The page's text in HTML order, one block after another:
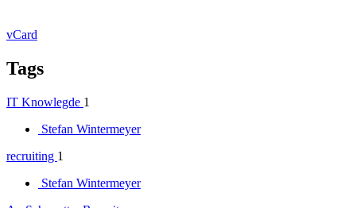
vCard
Tags
IT Knowlegde 1
Stefan Wintermeyer
recruiting 1
Stefan Wintermeyer